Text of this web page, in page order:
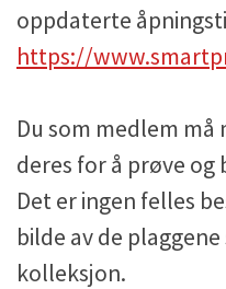
oppdaterte
https://
Du som medlem
deres for å prøve og
Det er ingen felles
bilde av de
kolleksjon.